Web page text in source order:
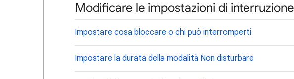
Modificare le impostazioni di interruzione
Impostare cosa bloccare o chi può interromperti
Impostare la durata della modalità Non disturbare